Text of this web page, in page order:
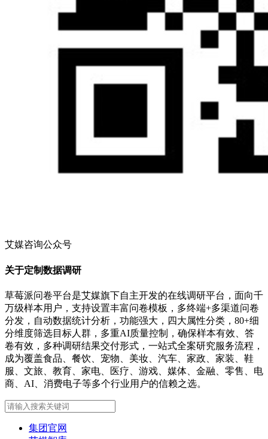
艾媒咨询公众号
关于定制数据调研
草莓派问卷平台是艾媒旗下自主开发的在线调研平台，面向千
万级样本用户，支持设置丰富问卷模板，多终端+多渠道问卷
分发，自动数据统计分析，功能强大，四大属性分类，80+细
分维度筛选目标人群，多重AI质量控制，确保样本有效、答
卷有效，多种调研结果交付形式，一站式全案研究服务流程，
成为覆盖食品、餐饮、宠物、美妆、汽车、家政、家装、鞋
服、文旅、教育、家电、医疗、游戏、媒体、金融、零售、电
商、AI、消费电子等多个行业用户的信赖之选。
集团官网